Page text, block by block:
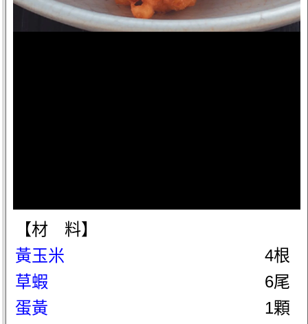
【材 料】
黃玉米
4根
草蝦
6尾
蛋黃
1顆